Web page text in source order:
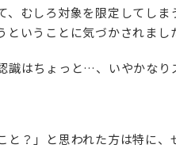
、むしろ対象を限定してし
いうことに気づかされまし
識はちょっと…、いやかなり
と？」と思われた方は特に